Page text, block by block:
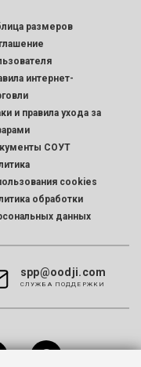
размеров
интернет-
и правила ухода за
СОУТ
cookies
обработки
данных
spp@oodji.com
CЛУЖБА ПОДДЕРЖКИ